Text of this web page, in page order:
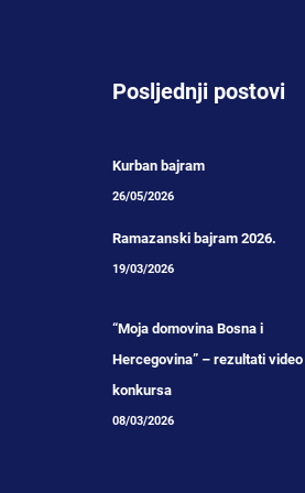
Posljednji postovi
Kurban bajram
26/05/2026
Ramazanski bajram 2026.
19/03/2026
“Moja domovina Bosna i
Hercegovina” – rezultati video
konkursa
08/03/2026